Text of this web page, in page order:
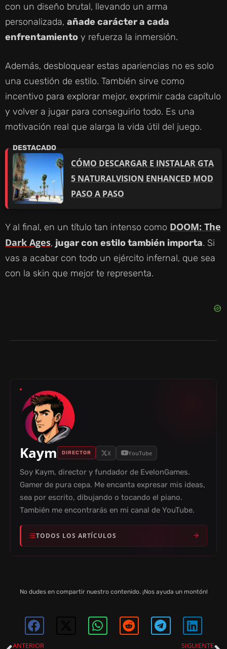
con un diseño brutal, llevando un arma
personalizada, añade carácter a cada
enfrentamiento y refuerza la inmersión.
Además, desbloquear estas apariencias no es solo
una cuestión de estilo. También sirve como
incentivo para explorar mejor, exprimir cada capítulo
y volver a jugar para conseguirlo todo. Es una
motivación real que alarga la vida útil del juego.
CÓMO DESCARGAR E INSTALAR GTA
5 NATURALVISION ENHANCED MOD
PASO A PASO
Y al final, en un título tan intenso como DOOM: The
Dark Ages, jugar con estilo también importa. Si
vas a acabar con todo un ejército infernal, que sea
con la skin que mejor te representa.
Kaym DIRECTOR X YouTube
Soy Kaym, director y fundador de EvelonGames.
Gamer de pura cepa. Me encanta expresar mis ideas,
sea por escrito, dibujando o tocando el piano.
También me encontrarás en mi canal de YouTube.
TODOS LOS ARTÍCULOS
No dudes en compartir nuestro contenido. ¡Nos ayuda un montón!
ANTERIOR SIGUIENTE